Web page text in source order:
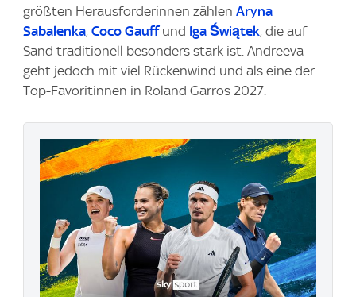
größten Herausforderinnen zählen Aryna
Sabalenka, Coco Gauffund Iga Świątek, die auf
Sand traditionell besonders stark ist. Andreeva
geht jedoch mit viel Rückenwind und als eine der
Top-Favoritinnen in Roland Garros 2027.